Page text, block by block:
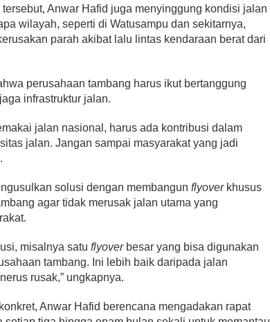
tersebut, Anwar Hafid juga menyinggung kondisi jalan
wilayah, seperti di Watusampu dan sekitarnya,
parah akibat lalu lintas kendaraan berat dari
perusahaan tambang harus ikut bertanggung
infrastruktur jalan.
jalan nasional, harus ada kontribusi dalam
jalan. Jangan sampai masyarakat yang jadi
solusi dengan membangun flyoverkhusus
agar tidak merusak jalan utama yang
misalnya satu flyoverbesar yang bisa digunakan
tambang. Ini lebih baik daripada jalan
rusak,” ungkapnya.
Anwar Hafid berencana mengadakan rapat